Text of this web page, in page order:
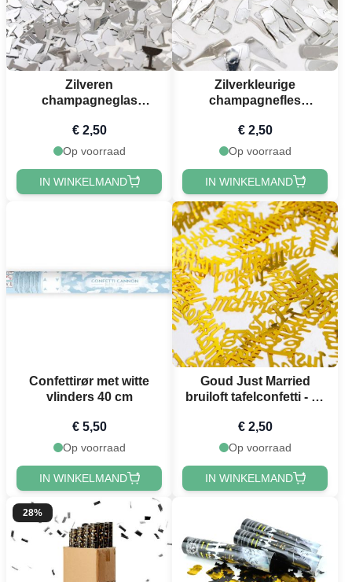
Zilveren
champagneglas
€ 2,50
Op voorraad
IN WINKELMAND
Zilverkleurige
champagnefles
€ 2,50
Op voorraad
IN WINKELMAND
Confettirør met witte
vlinders 40 cm
€ 5,50
Op voorraad
IN WINKELMAND
Goud Just Married
bruiloft tafelconfetti - 14
€ 2,50
Op voorraad
IN WINKELMAND
28%